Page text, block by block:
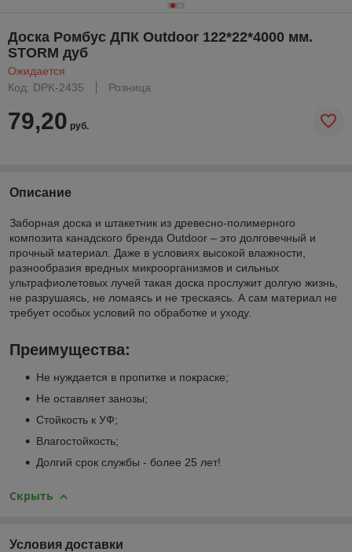
Доска Ромбус ДПК Outdoor 122*22*4000 мм.
STORM дуб
Ожидается
Код: DPK-2435
Розница
79,20 руб.
Описание
Заборная доска и штакетник из древесно-полимерного
композита канадского бренда Outdoor – это долговечный и
прочный материал. Даже в условиях высокой влажности,
разнообразия вредных микроорганизмов и сильных
ультрафиолетовых лучей такая доска прослужит долгую жизнь,
не разрушаясь, не ломаясь и не трескаясь. А сам материал не
требует особых условий по обработке и уходу.
Преимущества:
Не нуждается в пропитке и покраске;
Не оставляет занозы;
Стойкость к УФ;
Влагостойкость;
Долгий срок службы - более 25 лет!
Скрыть
Условия доставки